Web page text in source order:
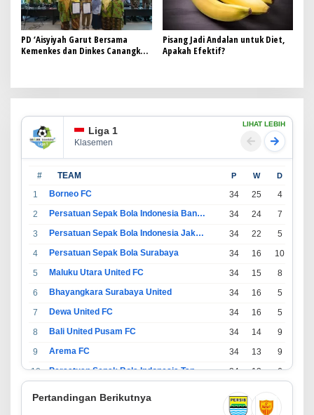
PD ‘Aisyiyah Garut Bersama
Kemenkes dan Dinkes Canangkan
Pisang Jadi Andalan untuk Diet,
Apakah Efektif?
Liga 1
Klasemen
LIHAT LEBIH
# TEAM P W D
1 Borneo FC 34 25 4
2
Persatuan Sepak Bola Indonesia Bandung 34 24 7
3
Persatuan Sepak Bola Indonesia Jakarta 34 22 5
4
Persatuan Sepak Bola Surabaya 34 16 10
5
Maluku Utara United FC 34 15 8
6
Bhayangkara Surabaya United 34 16 5
7
Dewa United FC 34 16 5
8
Bali United Pusam FC 34 14 9
9
Arema FC 34 13 9
10
Persatuan Sepak Bola Indonesia Tangerang 34 13 6
34 11
Pertandingan Berikutnya